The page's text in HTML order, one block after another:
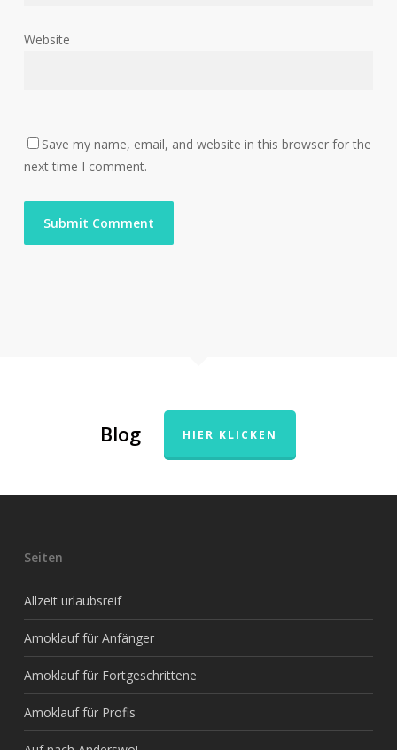
Website
Save my name, email, and website in this browser for the
next time I comment.
Blog HIER KLICKEN
Seiten
Allzeit urlaubsreif
Amoklauf für Anfänger
Amoklauf für Fortgeschrittene
Amoklauf für Profis